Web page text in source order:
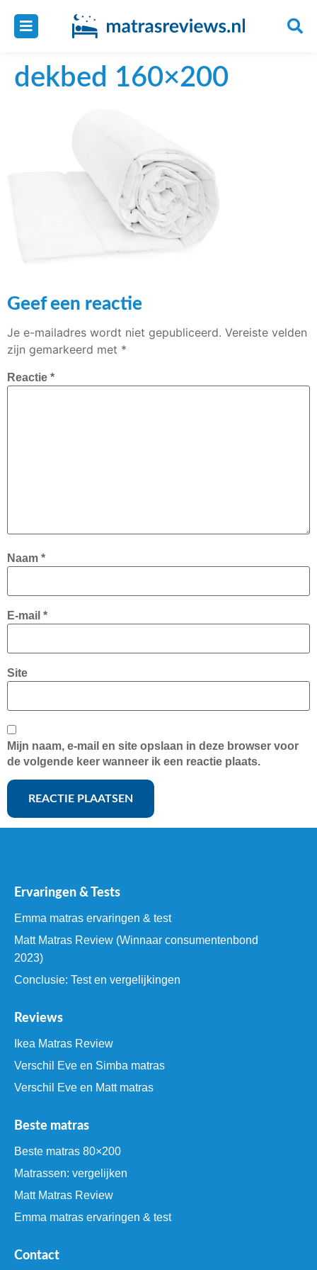
dekbed 160×200
Geef een reactie
Je e-mailadres wordt niet gepubliceerd. Vereiste velden
zijn gemarkeerd met *
Reactie *
Naam *
E-mail *
Site
Mijn naam, e-mail en site opslaan in deze browser voor
de volgende keer wanneer ik een reactie plaats.
Ervaringen & Tests
Emma matras ervaringen & test
Matt Matras Review (Winnaar consumentenbond
2023)
Conclusie: Test en vergelijkingen
Reviews
Ikea Matras Review
Verschil Eve en Simba matras
Verschil Eve en Matt matras
Beste matras
Beste matras 80×200
Matrassen: vergelijken
Matt Matras Review
Emma matras ervaringen & test
Contact